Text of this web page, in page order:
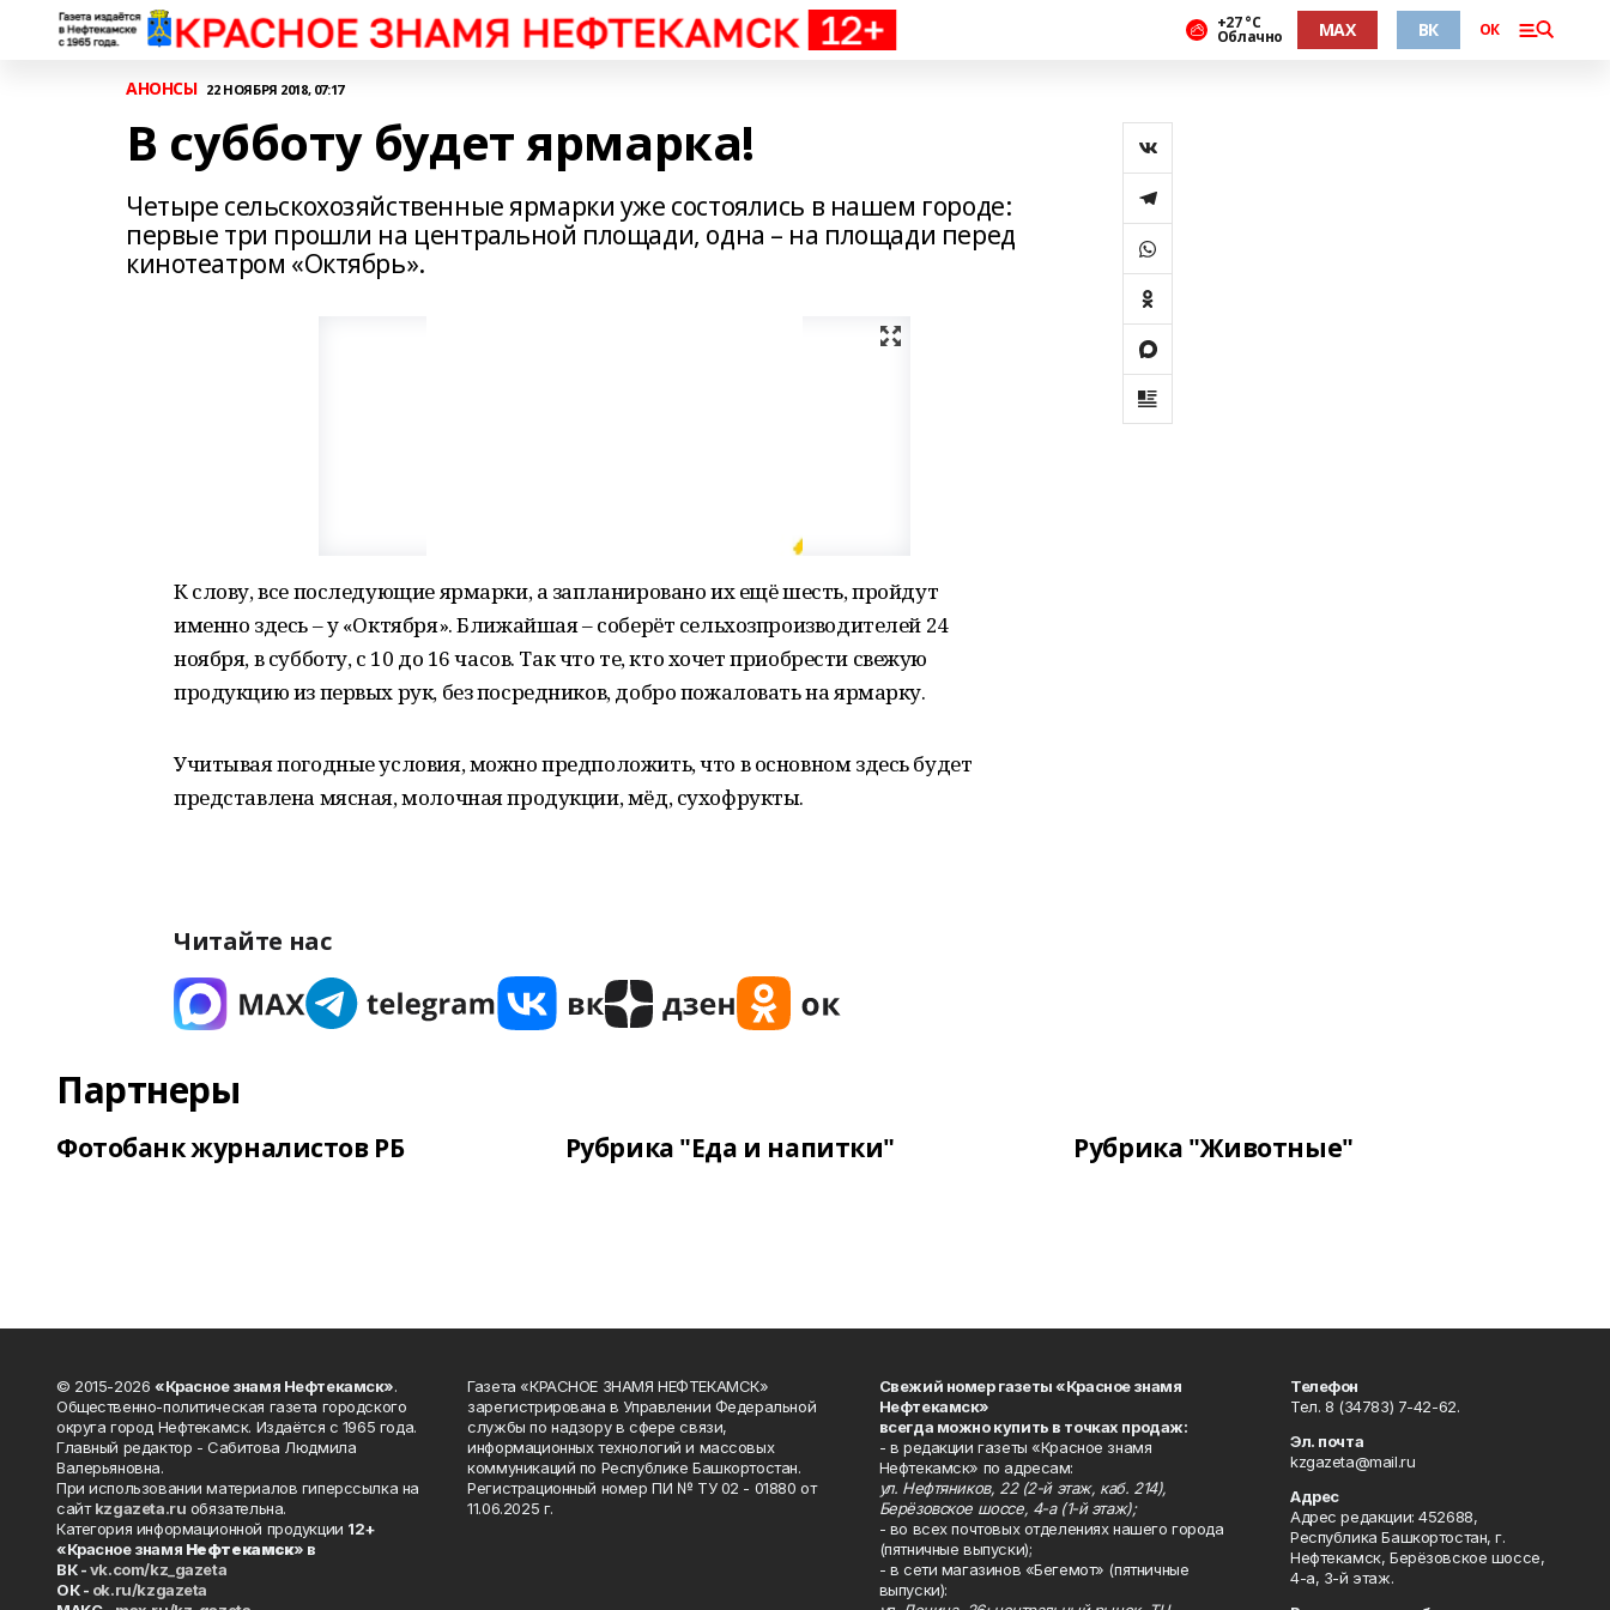
+27 °С
Облачно MAX ВК ОК
АНОНСЫ 22 НОЯБРЯ 2018, 07:17
В субботу будет ярмарка!
Четыре сельскохозяйственные ярмарки уже состоялись в нашем городе:
первые три прошли на центральной площади, одна – на площади перед
кинотеатром «Октябрь».
К слову, все последующие ярмарки, а запланировано их ещё шесть, пройдут
именно здесь – у «Октября». Ближайшая – соберёт сельхозпроизводителей 24
ноября, в субботу, с 10 до 16 часов. Так что те, кто хочет приобрести свежую
продукцию из первых рук, без посредников, добро пожаловать на ярмарку.
Учитывая погодные условия, можно предположить, что в основном здесь будет
представлена мясная, молочная продукции, мёд, сухофрукты.
Читайте нас
Партнеры
Фотобанк журналистов РБ Рубрика "Еда и напитки" Рубрика "Животные"
© 2015-2026 «Красное знамя Нефтекамск».
Общественно-политическая газета городского
округа город Нефтекамск. Издаётся с 1965 года.
Главный редактор - Сабитова Людмила
Валерьяновна.
При использовании материалов гиперссылка на
сайтkzgazeta.ru обязательна.
Категория информационной продукции 12+
«Красное знамя Нефтекамск» в
ВК -vk.com/kz_gazeta
ОК - ok.ru/kzgazeta
Газета «КРАСНОЕ ЗНАМЯ НЕФТЕКАМСК»
зарегистрирована в Управлении Федеральной
службы по надзору в сфере связи,
информационных технологий и массовых
коммуникаций по Республике Башкортостан.
Регистрационный номер ПИ № ТУ 02 - 01880 от
11.06.2025 г.
Свежий номер газеты «Красное знамя
Нефтекамск»
всегда можно купить в точках продаж:
- в редакции газеты «Красное знамя
Нефтекамск» по адресам:
ул. Нефтяников, 22 (2-й этаж, каб. 214),
Берёзовское шоссе, 4-а (1-й этаж);
- во всех почтовых отделениях нашего города
(пятничные выпуски);
- в сети магазинов «Бегемот» (пятничные
выпуски):
Телефон
Тел. 8 (34783) 7-42-62.
Эл. почта
kzgazeta@mail.ru
Адрес
Адрес редакции: 452688,
Республика Башкортостан, г.
Нефтекамск, Берёзовское шоссе,
4-а, 3-й этаж.